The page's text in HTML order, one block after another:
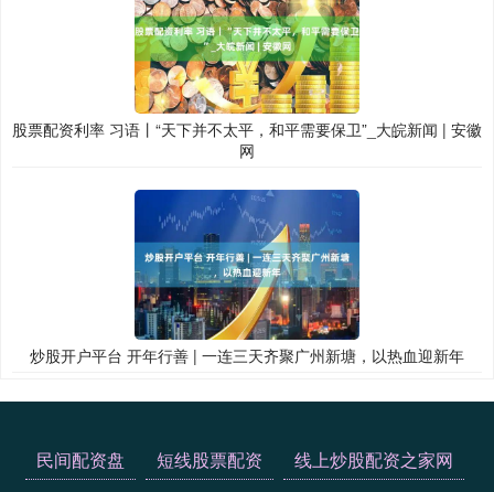
股票配资利率 习语丨“天下并不太平，和平需要保卫”_大皖新闻 | 安徽
网
炒股开户平台 开年行善 | 一连三天齐聚广州新塘，以热血迎新年
民间配资盘 短线股票配资 线上炒股配资之家网